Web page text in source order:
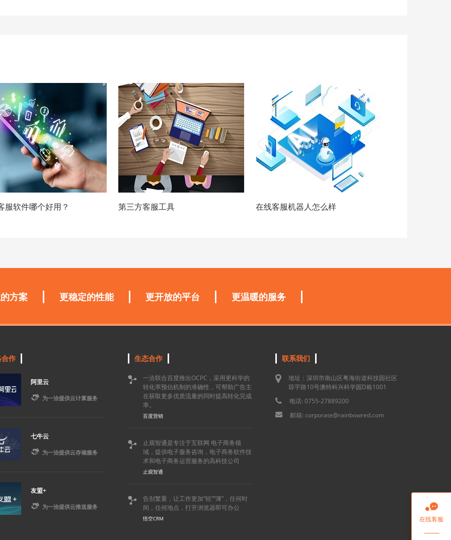
服软件哪个好用？ 第三方客服工具 在线客服机器人怎么样
方案 更稳定的性能 更开放的平台 更温暖的服务
作
阿里云
 为一洽提供云计算服务
七牛云
 为一洽提供云存储服务
友盟+
 为一洽提供云推送服务
生态合作

一洽联合百度推出OCPC，采用更科学的
转化率预估机制的准确性，可帮助广告主
在获取更多优质流量的同时提高转化完成
率。
百度营销

止观智通是专注于互联网 电子商务领
域，提供电子服务咨询，电子商务软件技
术和电子商务运营服务的高科技公司
止观智通

告别繁重，让工作更加“轻”“薄”，任何时
间，任何地点，打开浏览器即可办公
悟空CRM
联系我们
地址：深圳市南山区粤海街道科技园社区
琼宇路10号澳特科兴科学园D栋1001
电话: 0755-27889200
邮箱: corporate@rainbowred.com

在线客服